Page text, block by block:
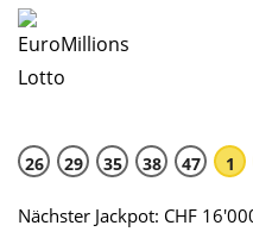
26 29 35 38 47 1
Nächster Jackpot: CHF